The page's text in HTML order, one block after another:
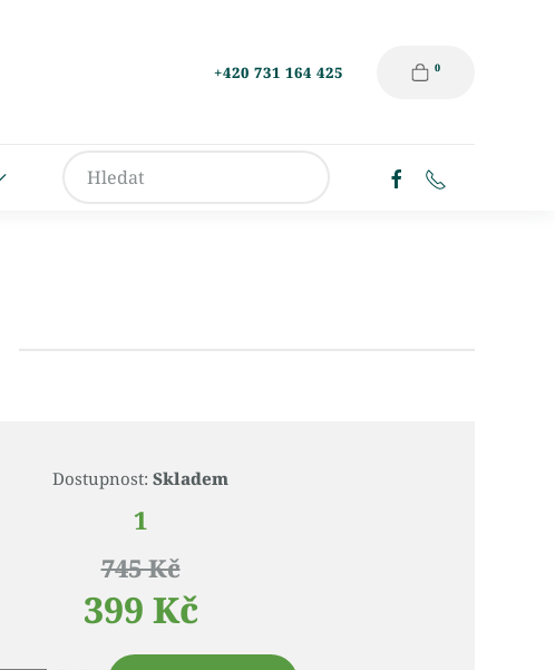
+420 731 164 425 0
Dostupnost: Skladem
1
745 Kč
399 Kč